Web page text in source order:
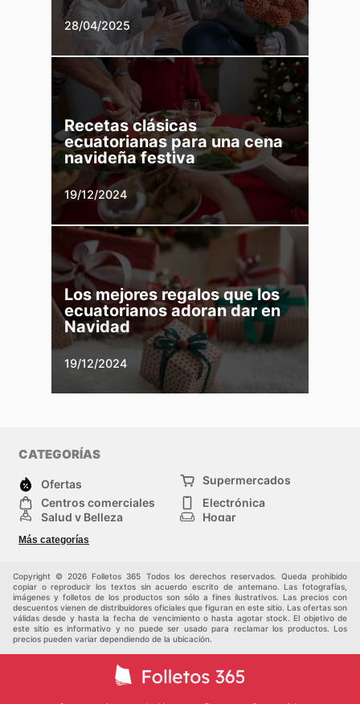
28/04/2025
Recetas clásicas
ecuatorianas para una cena
navideña festiva
19/12/2024
Los mejores regalos que los
ecuatorianos adoran dar en
Navidad
19/12/2024
CATEGORÍAS
Ofertas
Supermercados
Centros comerciales
Electrónica
Salud y Belleza
Hogar
Construcción
Más categorías
Copyright © 2026 Folletos 365 Todos los derechos reservados. Queda prohibido
copiar o reproducir los textos sin acuerdo escrito de antemano. Las fotografías,
imágenes y folletos de los productos son sólo a fines ilustrativos. Las precios con
descuentos vienen de distribuidores oficiales que figuran en este sitio. Las ofertas son
válidas desde y hasta la fecha de vencimiento o hasta agotar stock. El objetivo de
este sitio es informativo y no puede ser usado para reclamar los productos. Los
precios pueden variar dependiendo de la ubicación.